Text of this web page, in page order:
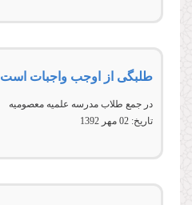
طلبگی از اوجب واجبات است
در جمع طلاب مدرسه علميه معصوميه
تاریخ: 02 مهر 1392